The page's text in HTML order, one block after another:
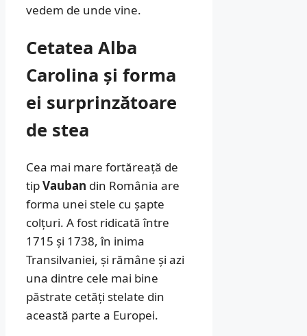
vedem de unde vine.
Cetatea Alba
Carolina și forma
ei surprinzătoare
de stea
Cea mai mare fortăreață de
tipVauban din România are
forma unei stele cu șapte
colțuri. A fost ridicată între
1715 și 1738, în inima
Transilvaniei, și rămâne și azi
una dintre cele mai bine
păstrate cetăți stelate din
această parte a Europei.